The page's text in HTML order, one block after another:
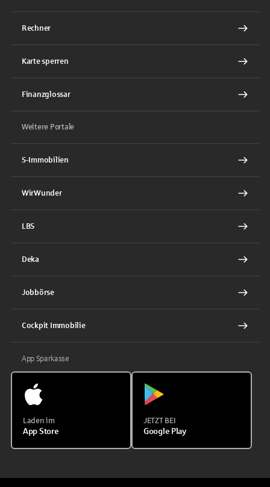
Rechner
Karte sperren
Finanzglossar
Weitere Portale
S-Immobilien
WirWunder
LBS
Deka
Jobbörse
Cockpit Immobilie
App Sparkasse
Laden im
App Store
JETZT BEI
Google Play